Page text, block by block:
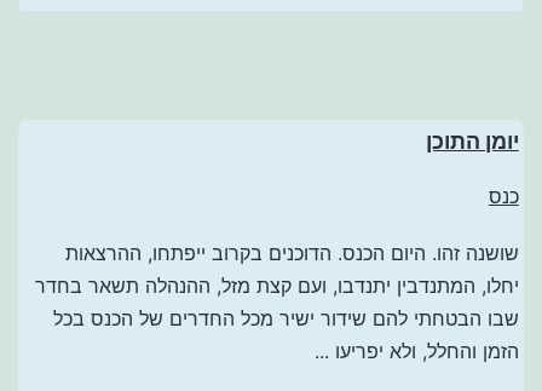
יומן התוכן
כנס
שושנה זהו. היום הכנס. הדוכנים בקרוב ייפתחו, ההרצאות
יחלו, המתנדבין יתנדבו, ועם קצת מזל, ההנהלה תשאר בחדר
שבו הבטחתי להם שידור ישיר מכל החדרים של הכנס בכל
הזמן והחלל, ולא יפריעו ...